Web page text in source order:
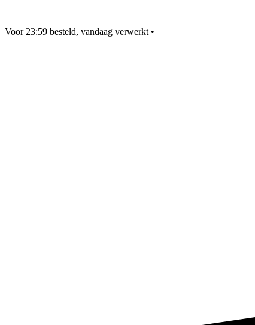
Voor 23:59 besteld, vandaag verwerkt •